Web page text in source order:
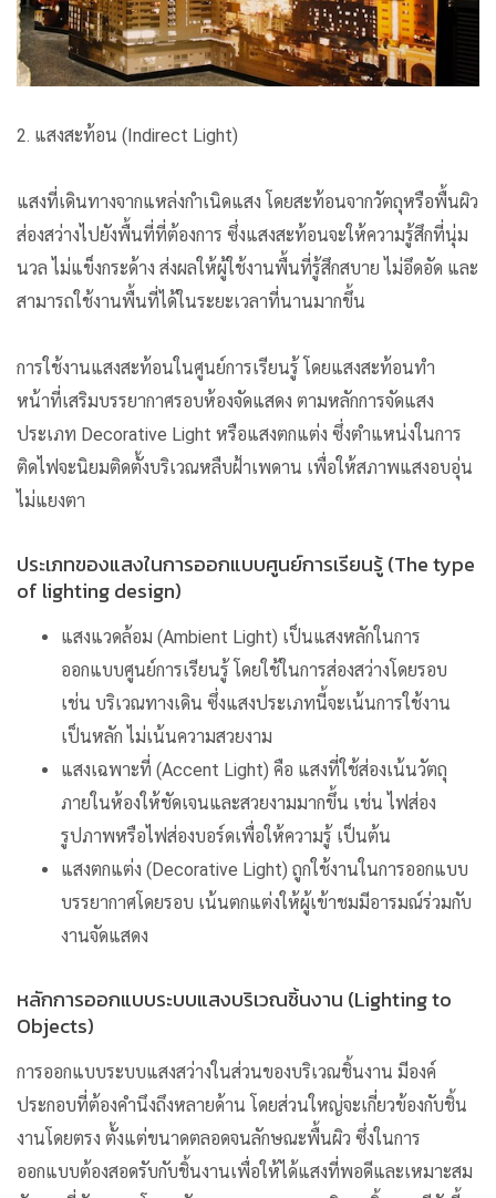
2. แสงสะท้อน (Indirect Light)
แสงที่เดินทางจากแหล่งกำเนิดแสง โดยสะท้อนจากวัตถุหรือพื้นผิว
ส่องสว่างไปยังพื้นที่ที่ต้องการ ซึ่งแสงสะท้อนจะให้ความรู้สึกที่นุ่ม
นวล ไม่แข็งกระด้าง ส่งผลให้ผู้ใช้งานพื้นที่รู้สึกสบาย ไม่อึดอัด และ
สามารถใช้งานพื้นที่ได้ในระยะเวลาที่นานมากขึ้น
การใช้งานแสงสะท้อนในศูนย์การเรียนรู้ โดยแสงสะท้อนทำ
หน้าที่เสริมบรรยากาศรอบห้องจัดแสดง ตามหลักการจัดแสง
ประเภท Decorative Light หรือแสงตกแต่ง ซึ่งตำแหน่งในการ
ติดไฟจะนิยมติดตั้งบริเวณหลืบฝ้าเพดาน เพื่อให้สภาพแสงอบอุ่น
ไม่แยงตา
ประเภทของแสงในการออกแบบศูนย์การเรียนรู้ (The type
of lighting design)
แสงแวดล้อม (Ambient Light) เป็นแสงหลักในการ
ออกแบบศูนย์การเรียนรู้ โดยใช้ในการส่องสว่างโดยรอบ
เช่น บริเวณทางเดิน ซึ่งแสงประเภทนี้จะเน้นการใช้งาน
เป็นหลัก ไม่เน้นความสวยงาม
แสงเฉพาะที่ (Accent Light) คือ แสงที่ใช้ส่องเน้นวัตถุ
ภายในห้องให้ชัดเจนและสวยงามมากขึ้น เช่น ไฟส่อง
รูปภาพหรือไฟส่องบอร์ดเพื่อให้ความรู้ เป็นต้น
แสงตกแต่ง (Decorative Light) ถูกใช้งานในการออกแบบ
บรรยากาศโดยรอบ เน้นตกแต่งให้ผู้เข้าชมมีอารมณ์ร่วมกับ
งานจัดแสดง
หลักการออกแบบระบบแสงบริเวณชิ้นงาน (Lighting to
Objects)
การออกแบบระบบแสงสว่างในส่วนของบริเวณชิ้นงาน มีองค์
ประกอบที่ต้องคำนึงถึงหลายด้าน โดยส่วนใหญ่จะเกี่ยวข้องกับชิ้น
งานโดยตรง ตั้งแต่ขนาดตลอดจนลักษณะพื้นผิว ซึ่งในการ
ออกแบบต้องสอดรับกับชิ้นงานเพื่อให้ได้แสงที่พอดีและเหมาะสม